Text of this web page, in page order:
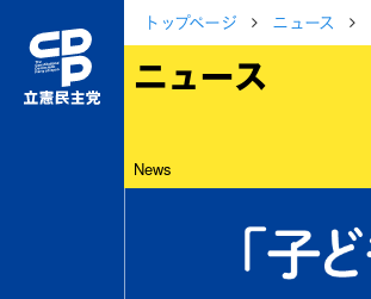
トップページ ニュース
ニュース
News